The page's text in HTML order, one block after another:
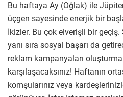
Bu haftaya Ay (Oğlak) ile
üçgen sayesinde enerjik bir
İkizler. Bu çok elverişli bir geçiş.
yanı sıra sosyal başarı da
reklam kampanyaları
karşılaşacaksınız! Haftanın
komşularınız veya